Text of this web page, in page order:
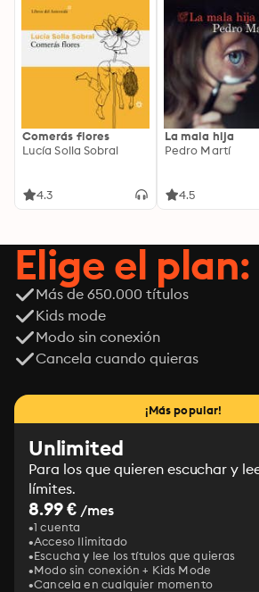
Comerás flores
Lucía Solla Sobral
4.3
La mala hija
Pedro Martí
4.5
Elige el plan:
Más de 650.000 títulos
Kids mode
Modo sin conexión
Cancela cuando quieras
¡Más popular!
Unlimited
Para los que quieren escuchar y
límites.
8.99 € /mes
1 cuenta
Acceso Ilimitado
Escucha y lee los títulos que quieras
Modo sin conexión + Kids Mode
Cancela en cualquier momento